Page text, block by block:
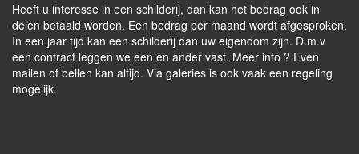
Heeft u interesse in een schilderij, dan kan het bedrag ook in
delen betaald worden. Een bedrag per maand wordt afgesproken.
In een jaar tijd kan een schilderij dan uw eigendom zijn. D.m.v
een contract leggen we een en ander vast. Meer info ? Even
mailen of bellen kan altijd. Via galeries is ook vaak een regeling
mogelijk.